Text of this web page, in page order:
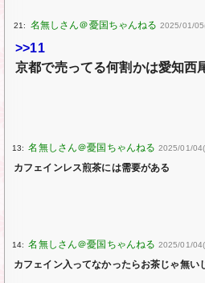
21: 2025/01/
>>11
京都で売ってる何割かは愛知西
13: 2025/01/
カフェインレス煎茶には需要がある
14: 2025/01/
カフェイン入ってなかったらお茶じゃ無い